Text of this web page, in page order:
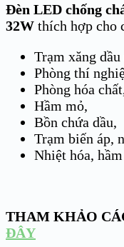
Đèn LED chống
32W thích hợp cho
Trạm xăng
Phòng thí
Phòng hóa
Hầm mỏ,
Bồn chứa dầu,
Trạm biến áp,
Nhiệt hóa,
THAM KHẢO
ĐÂY